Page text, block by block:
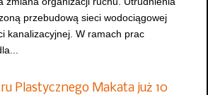
przebudową sieci wodociągowej
kanalizacyjnej. W ramach prac
Plastycznego Makata już 10